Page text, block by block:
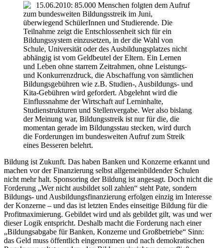
15.06.2010: 85.000 Menschen folgten dem Aufruf
zum bundesweiten Bildungsstreik im Juni,
überwiegend SchülerInnen und Studierende. Die
Teilnahme zeigt die Entschlossenheit sich für ein
Bildungssystem einzusetzen, in der die Wahl von
Schule, Universität oder des Ausbildungsplatzes nicht
abhängig ist vom Geldbeutel der Eltern. Ein Lernen
und Leben ohne starrem Zeitrahmen, ohne Leistungs-
und Konkurrenzdruck, die Abschaffung von sämtlichen
Bildungsgebühren wie z.B. Studien-, Ausbildungs- und
Kita-Gebühren wird gefordert. Abgelehnt wird die
Einflussnahme der Wirtschaft auf Lerninhalte,
Studienstrukturen und Stellenvergabe. Wer also bislang
der Meinung war, Bildungsstreik ist nur für die, die
momentan gerade im Bildungsstau stecken, wird durch
die Forderungen im bundesweiten Aufruf zum Streik
eines Besseren belehrt.
Bildung ist Zukunft. Das haben Banken und Konzerne erkannt und
machen vor der Finanzierung selbst allgemeinbildender Schulen
nicht mehr halt. Sponsoring der Bildung ist angesagt. Doch nicht die
Forderung „Wer nicht ausbildet soll zahlen“ steht Pate, sondern
Bildungs- und Ausbildungsfinanzierung erfolgen einzig im Interesse
der Konzerne – und das ist letzten Endes einseitige Bildung für die
Profitmaximierung. Gebildet wird und als gebildet gilt, was und wer
dieser Logik entspricht. Deshalb macht die Forderung nach einer
„Bildungsabgabe für Banken, Konzerne und Großbetriebe“ Sinn:
das Geld muss öffentlich eingenommen und nach demokratischen